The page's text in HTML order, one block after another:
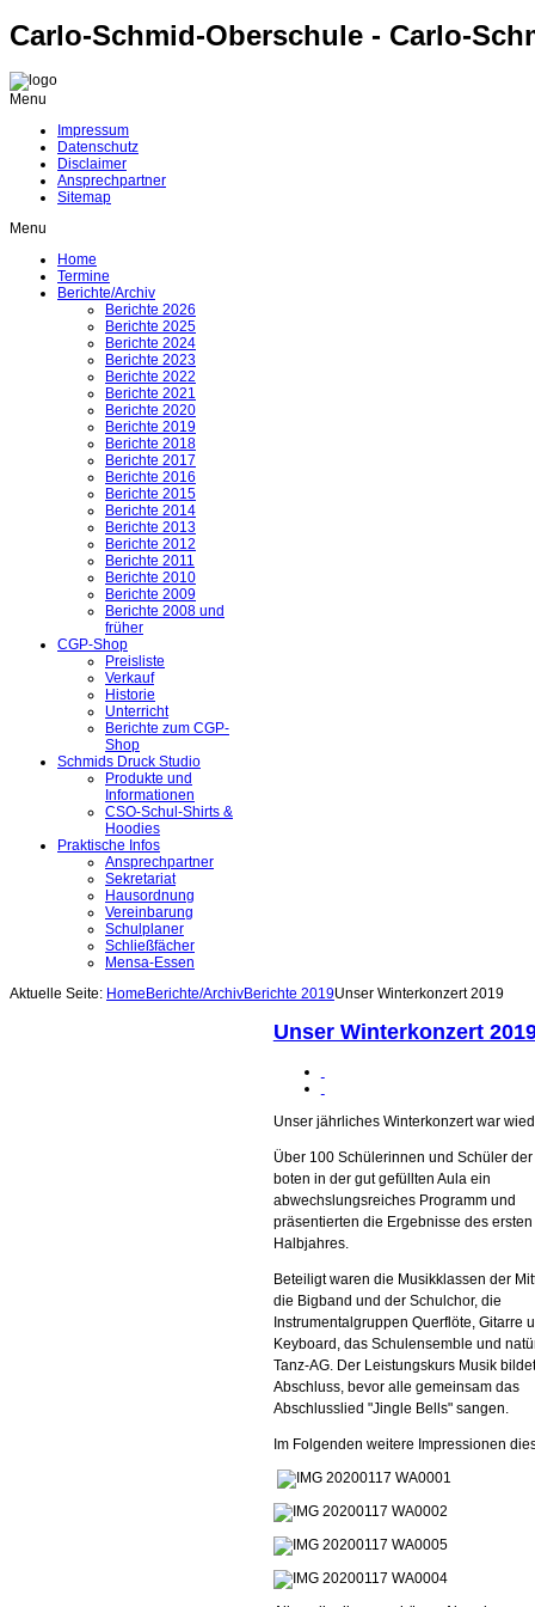
Carlo-Schmid-Oberschule - Carlo-
Menu
Impressum
Datenschutz
Disclaimer
Ansprechpartner
Sitemap
Menu
Home
Termine
Berichte/Archiv
Berichte 2026
Berichte 2025
Berichte 2024
Berichte 2023
Berichte 2022
Berichte 2021
Berichte 2020
Berichte 2019
Berichte 2018
Berichte 2017
Berichte 2016
Berichte 2015
Berichte 2014
Berichte 2013
Berichte 2012
Berichte 2011
Berichte 2010
Berichte 2009
Berichte 2008 und
früher
CGP-Shop
Preisliste
Verkauf
Historie
Unterricht
Berichte zum CGP-
Shop
Schmids Druck Studio
Produkte und
Informationen
CSO-Schul-Shirts &
Hoodies
Praktische Infos
Ansprechpartner
Sekretariat
Hausordnung
Vereinbarung
Schulplaner
Schließfächer
Mensa-Essen
Aktuelle Seite: Home Berichte/ArchivBerichte 2019Unser Winterkonzert 2019
Unser Winterkonzert
Unser jährliches Winterkonzert war
Über 100 Schülerinnen und Schüler
boten in der gut gefüllten Aula ein
abwechslungsreiches Programm und
präsentierten die Ergebnisse des ersten
Halbjahres.
Beteiligt waren die Musikklassen der
die Bigband und der Schulchor, die
Instrumentalgruppen Querflöte, Gitarre
Keyboard, das Schulensemble und
Tanz-AG. Der Leistungskurs Musik
Abschluss, bevor alle gemeinsam das
Abschlusslied "Jingle Bells" sangen.
Im Folgenden weitere Impressionen